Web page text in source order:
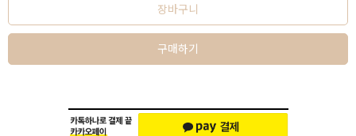
장바구니
구매하기